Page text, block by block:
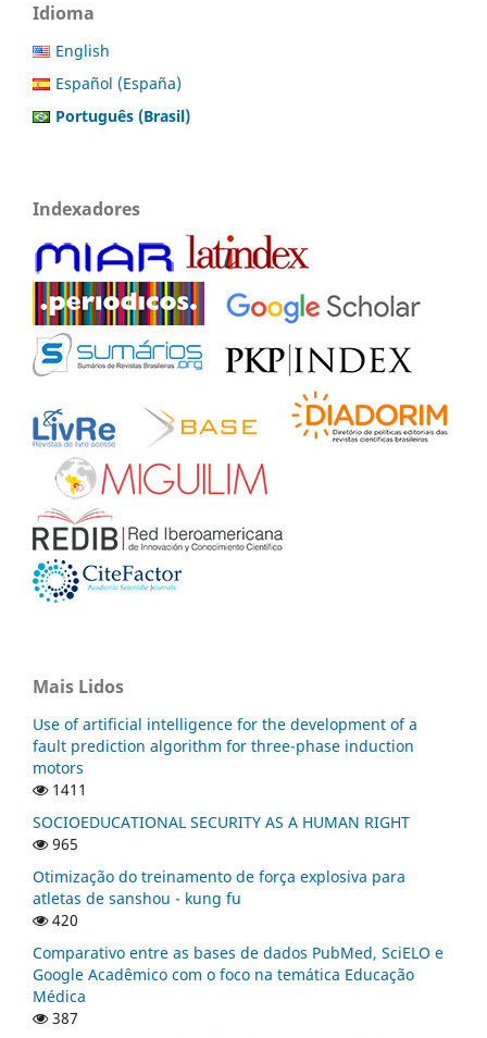
Idioma
English
Español (España)
Português (Brasil)
Indexadores
Mais Lidos
Use of artificial intelligence for the development of a
fault prediction algorithm for three-phase induction
motors
1411
SOCIOEDUCATIONAL SECURITY AS A HUMAN RIGHT
965
Otimização do treinamento de força explosiva para
atletas de sanshou - kung fu
420
Comparativo entre as bases de dados PubMed, SciELO e
Google Acadêmico com o foco na temática Educação
Médica
387